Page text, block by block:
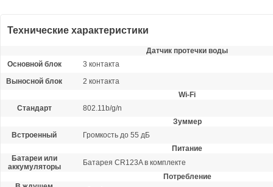
Технические характеристики
Датчик протечки воды
Основной блок
3 контакта
Выносной блок
2 контакта
Wi-Fi
Стандарт
802.11b/g/n
Зуммер
Встроенный
Громкость до 55 дБ
Питание
Батареи или
аккумуляторы
Батарея CR123A в комплекте
Потребление